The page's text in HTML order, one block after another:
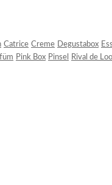
Catrice Creme Degustabox
Pink Box Pinsel Rival de